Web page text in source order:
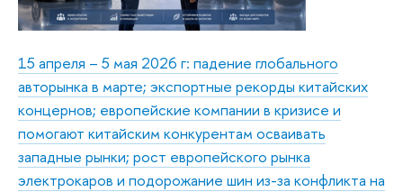
15 апреля – 5 мая 2026 г: падение глобального
авторынка в марте; экспортные рекорды китайских
концернов; европейские компании в кризисе и
помогают китайским конкурентам осваивать
западные рынки; рост европейского рынка
электрокаров и подорожание шин из-за конфликта на